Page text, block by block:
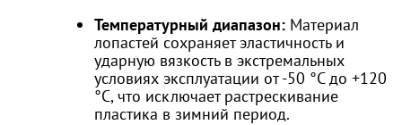
Температурный диапазон: Материал
лопастей сохраняет эластичность и
ударную вязкость в экстремальных
условиях эксплуатации от -50 °C до +120
°C, что исключает растрескивание
пластика в зимний период.